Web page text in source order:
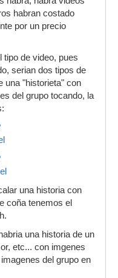
habran costado
por un precio
tipo de video, pues
serian dos tipos de
una "historieta" con
del grupo tocando, la
una historia con
coña tenemos el
una historia de un
etc... con imgenes
del grupo en